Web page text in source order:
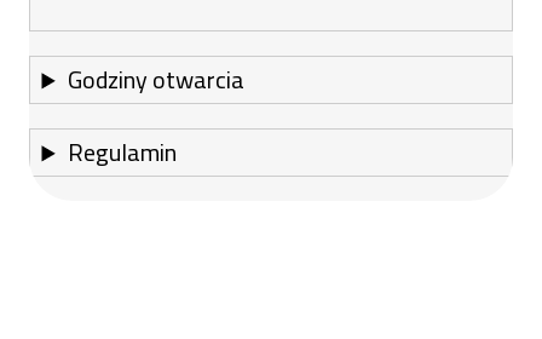
Godziny otwarcia
Regulamin